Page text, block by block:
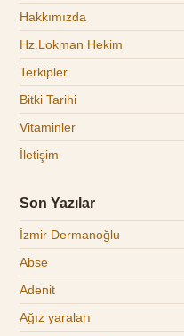
Hakkımızda
Hz.Lokman Hekim
Terkipler
Bitki Tarihi
Vitaminler
İletişim
Son Yazılar
İzmir Dermanoğlu
Abse
Adenit
Ağız yaraları